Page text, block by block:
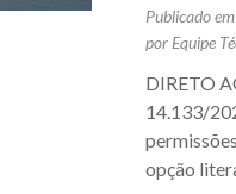
Publicado
por Equipe
DIRETO
14.133/
opção